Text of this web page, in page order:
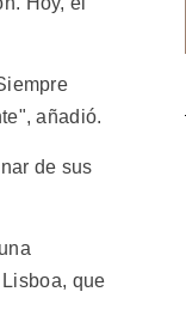
añadió.
de sus
que